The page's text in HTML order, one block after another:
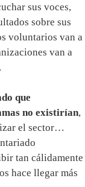
sus voces,
sobre sus
voluntarios van a
van a
que
no existirían,
el sector…
tan cálidamente
hace llegar más